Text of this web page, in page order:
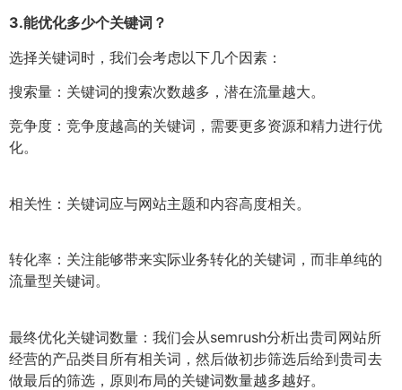
3.能优化多少个关键词？
选择关键词时，我们会考虑以下几个因素：
搜索量：关键词的搜索次数越多，潜在流量越大。
竞争度：竞争度越高的关键词，需要更多资源和精力进行优
化。
相关性：关键词应与网站主题和内容高度相关。
转化率：关注能够带来实际业务转化的关键词，而非单纯的
流量型关键词。
最终优化关键词数量：我们会从semrush分析出贵司网站所
经营的产品类目所有相关词，然后做初步筛选后给到贵司去
做最后的筛选，原则布局的关键词数量越多越好。